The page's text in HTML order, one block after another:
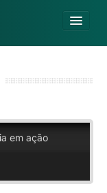
em ação